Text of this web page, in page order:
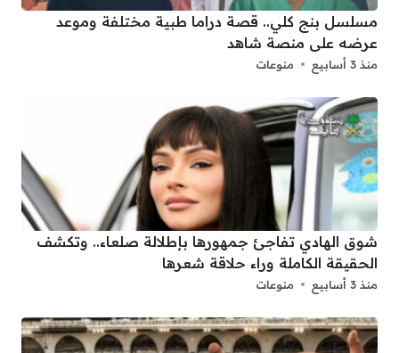
مسلسل بنج كلي.. قصة دراما طبية مختلفة وموعد
عرضه على منصة شاهد
منذ 3 أسابيع منوعات
شوق الهادي تفاجئ جمهورها بإطلالة صلعاء.. وتكشف
الحقيقة الكاملة وراء حلاقة شعرها
منذ 3 أسابيع منوعات